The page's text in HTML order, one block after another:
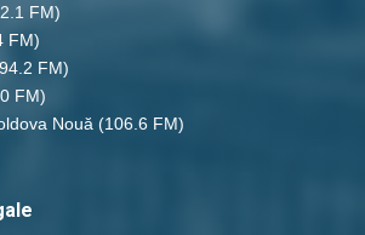
FM)
FM)
FM)
FM)
Nouă (106.6 FM)